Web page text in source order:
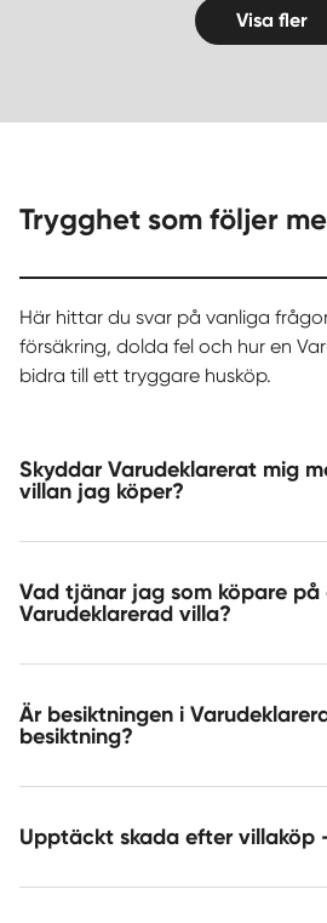
Visa fler
Trygghet som följer
Här hittar du svar på vanliga
försäkring, dolda fel och hur en
bidra till ett tryggare husköp.
Skyddar Varudeklarerat mig
villan jag köper?
Vad tjänar jag som köpare
Varudeklarerad villa?
Är besiktningen i
besiktning?
Upptäckt skada efter villaköp